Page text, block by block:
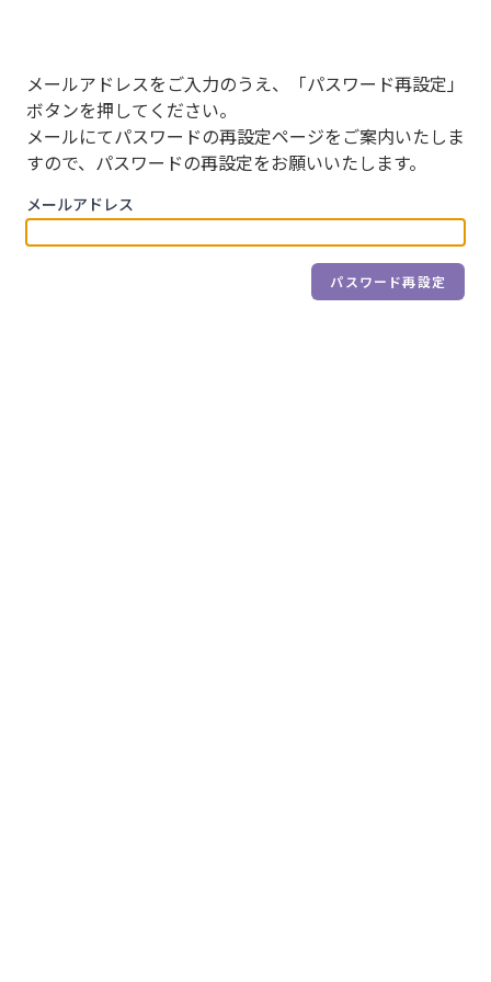
メールアドレスをご入力のうえ、「パスワード再設定」
ボタンを押してください。
メールにてパスワードの再設定ページをご案内いたしま
すので、パスワードの再設定をお願いいたします。
メールアドレス
パスワード再設定